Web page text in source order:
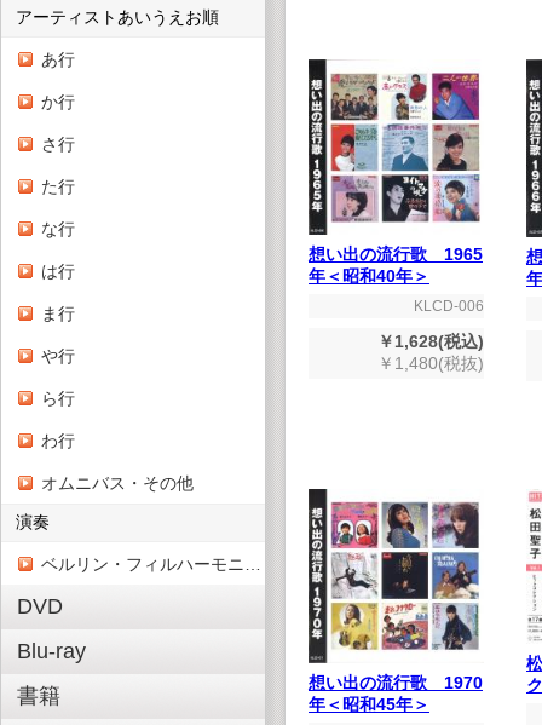
アーティストあいうえお順
あ行
か行
さ行
た行
な行
は行
ま行
や行
ら行
わ行
オムニバス・その他
演奏
DVD
Blu-ray
書籍
想い出の流行歌 1965
年＜昭和40年＞
KLCD-006
￥1,628(税込)
￥1,480(税抜)
想い出の流行歌 1970
年＜昭和45年＞